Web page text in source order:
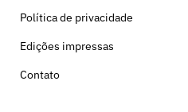
Política de privacidade
Edições impressas
Contato